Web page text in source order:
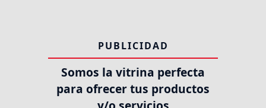
PUBLICIDAD
Somos la vitrina perfecta
para ofrecer tus productos